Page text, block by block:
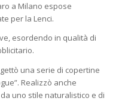
a Milano espose
per la Lenci.
esordendo in qualità di
una serie di copertine
Realizzò anche
uno stile naturalistico e di